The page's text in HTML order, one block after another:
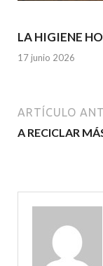
LA HIGIENE
17 junio 2026
ARTÍCULO
A RECICLAR